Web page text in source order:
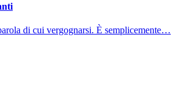
di cui vergognarsi. È semplicemente…